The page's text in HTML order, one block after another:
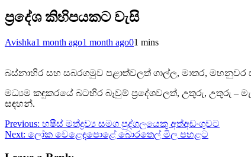
ප්‍රදේශ කිහිපයකට වැසි
Avishka1 month ago1 month ago01 mins
බස්නාහිර සහ සබරගමුව පළාත්වලත් ගාල්ල, මාතර,
මධ්‍යම කඳුකරයේ බටහිර බෑවුම් ප්‍රදේශවලත්, උතුරු, උතුරු –
සඳහන්.
Post
navigation
Previous: හෂීස් මත්ද්‍රව්‍ය සමග පුද්ගලයෙකු අත්අඩංගුවට
Next: ලෝක වෙළෙඳපොළේ බොරතෙල් මිල පහළට